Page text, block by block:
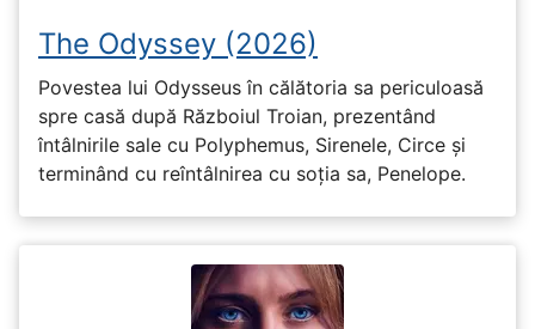
The Odyssey (2026)
Povestea lui Odysseus în călătoria sa periculoasă
spre casă după Războiul Troian, prezentând
întâlnirile sale cu Polyphemus, Sirenele, Circe și
terminând cu reîntâlnirea cu soția sa, Penelope.